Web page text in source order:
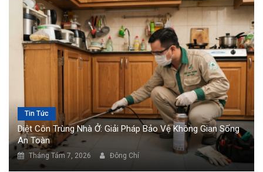
Tin Tức
Diệt Côn Trùng Nhà Ở: Giải Pháp Bảo Vệ Không Gian Sống
An Toàn
Tháng Tám 7, 2026 Đông Chí